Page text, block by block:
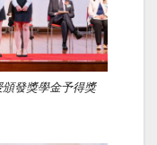
發獎學金予得獎